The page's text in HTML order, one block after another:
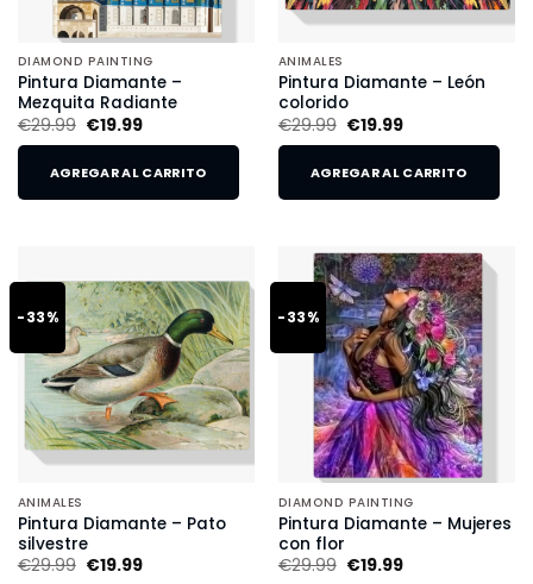
DIAMOND PAINTING
Pintura Diamante –
Mezquita Radiante
€29.99 €19.99
AGREGAR AL CARRITO
ANIMALES
Pintura Diamante – León
colorido
€29.99 €19.99
AGREGAR AL CARRITO
-33%
ANIMALES
Pintura Diamante – Pato
silvestre
€29.99 €19.99
-33%
DIAMOND PAINTING
Pintura Diamante – Mujeres
con flor
€29.99 €19.99